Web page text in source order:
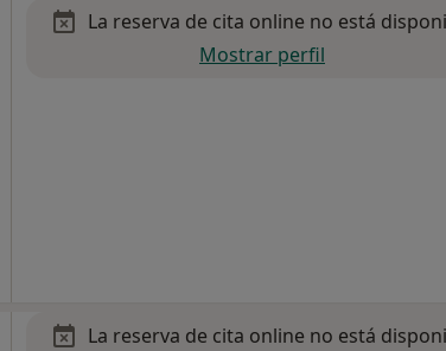
La reserva de cita online no está
Mostrar perfil
La reserva de cita online no está